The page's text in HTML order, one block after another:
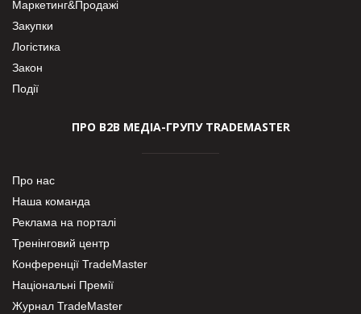
Маркетинг&Продажі
Закупки
Логістика
Закон
Події
ПРО В2В МЕДІА-ГРУПУ TRADEMASTER
Про нас
Наша команда
Реклама на порталі
Тренінговий центр
Конференції TradeMaster
Національні Премії
Журнал TradeMaster